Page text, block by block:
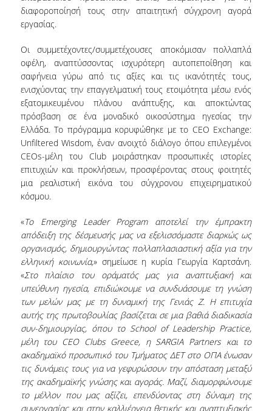
ALUMNI ASSOCIATIONS
DEPARTMENT NEWS
EVENTS
CONTACT
διαφοροποίησή τους στην απαιτητική σύγχρονη αγορά
εργασίας.
Οι συμμετέχοντες/συμμετέχουσες αποκόμισαν πολλαπλά
οφέλη, αναπτύσσοντας ισχυρότερη αυτοπεποίθηση και
σαφήνεια γύρω από τις αξίες και τις ικανότητές τους,
ενισχύοντας την επαγγελματική τους ετοιμότητα μέσω ενός
εξατομικευμένου πλάνου ανάπτυξης, και αποκτώντας
πρόσβαση σε ένα μοναδικό οικοσύστημα ηγεσίας την
Ελλάδα. Το πρόγραμμα κορυφώθηκε με το CEO Exchange:
Unfiltered Wisdom, έναν ανοιχτό διάλογο όπου επιλεγμένοι
CEOs-μέλη του Club μοιράστηκαν προσωπικές ιστορίες
επιτυχιών και προκλήσεων, προσφέροντας στους φοιτητές
μια ρεαλιστική εικόνα του σύγχρονου επιχειρηματικού
κόσμου.
«Το Emerging Leader Program αποτελεί την έμπρακτη
απόδειξη της δέσμευσής μας να εξελισσόμαστε διαρκώς ως
οργανισμός, δημιουργώντας πολλαπλασιαστική αξία για την
ελληνική κοινωνία,» σημείωσε η κυρία Γεωργία Καρτσάνη.
«Στο πλαίσιο του οράματός μας για αναπτυξιακή και
υπεύθυνη ηγεσία, επιδιώκουμε να συνδυάσουμε τη γνώση
των μελών μας με τη δυναμική της Γενιάς Z. Η επιτυχία
αυτής της πρωτοβουλίας βασίζεται σε μια βαθιά διαδικασία
συν-δημιουργίας, όπου το School of Leadership Practice,
μέλη του CEO Clubs Greece, η SARGIA Partners και το
ακαδημαϊκό προσωπικό του Τμήματος ΔΕΤ στο ΟΠΑ ένωσαν
τις δυνάμεις τους για να γεφυρώσουν την απόσταση μεταξύ
της ακαδημαϊκής γνώσης και αγοράς. Μαζί, διαμορφώνουμε
το μέλλον που μας αξίζει, επενδύοντας στη δύναμη της
συνεργασίας και στην καλλιέργεια θετικής και αναπτυξιακής